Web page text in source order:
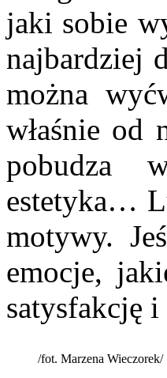
jaki sobie
najbardziej
można
właśnie od
pobudza
estetyka…
motywy.
emocje,
satysfakcję
/fot. Marzena Wieczorek/